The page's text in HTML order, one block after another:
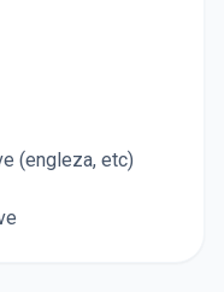
(engleza, etc)